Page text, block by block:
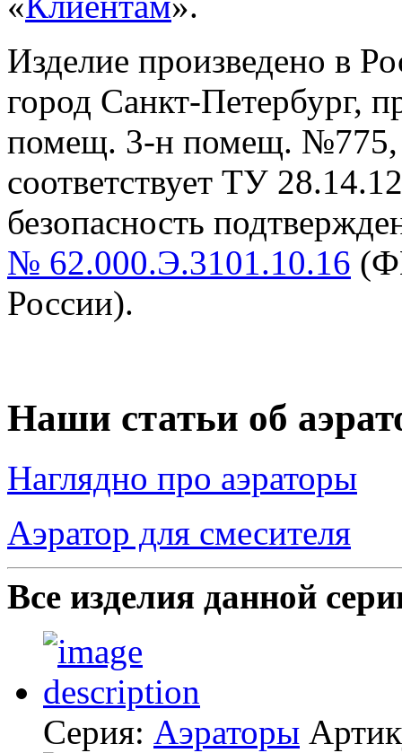
Изделие произведено в
город Санкт-Петербург,
помещ. 3-н помещ. №775,
cоответствует ТУ
безопасность
№ 62.000.Э.3101.10.16
России).
Наши статьи об
Наглядно про аэраторы
Аэратор для смесителя
Все изделия данной
Серия: Аэраторы